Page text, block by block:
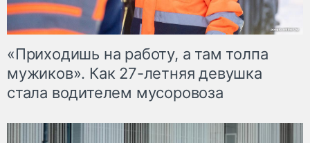
«Приходишь на работу, а там толпа
мужиков». Как 27-летняя девушка
стала водителем мусоровоза